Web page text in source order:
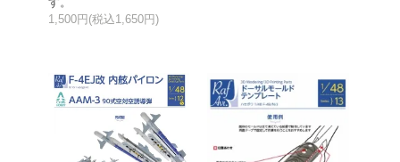
1,500円(税込1,650円)